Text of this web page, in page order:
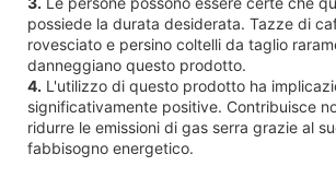
possiede la durata desiderata. Tazze di
rovesciato e persino coltelli da taglio
danneggiano questo prodotto.
4. L'utilizzo di questo prodotto ha
significativamente positive. Contribuisce
ridurre le emissioni di gas serra grazie al
fabbisogno energetico.